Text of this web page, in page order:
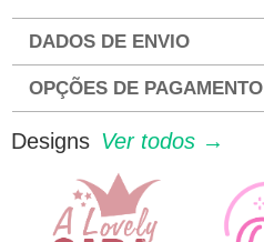
DADOS DE ENVIO
OPÇÕES DE PAGAMENTO
Designs Ver todos →